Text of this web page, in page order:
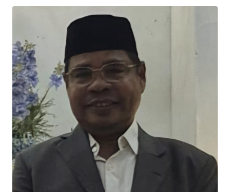
INDEKS
BERITA
KONTAK
KAMI
INFO
IKLAN
TENTANG
KAMI